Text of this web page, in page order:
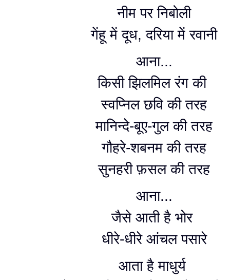
नीम पर निबोली
गेंहू में दूध, दरिया में रवानी
आना...
किसी झिलमिल रंग की
स्वप्निल छवि की तरह
मानिन्दे-बूए-गुल की तरह
गौहरे-शबनम की तरह
सुनहरी फ़सल की तरह
आना...
जैसे आती है भोर
धीरे-धीरे आंचल पसारे
आता है माधुर्य